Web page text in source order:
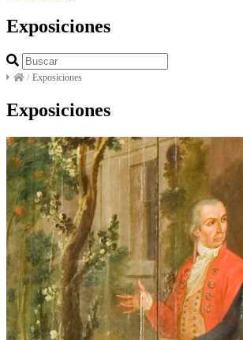
Exposiciones
/ Exposiciones
Exposiciones